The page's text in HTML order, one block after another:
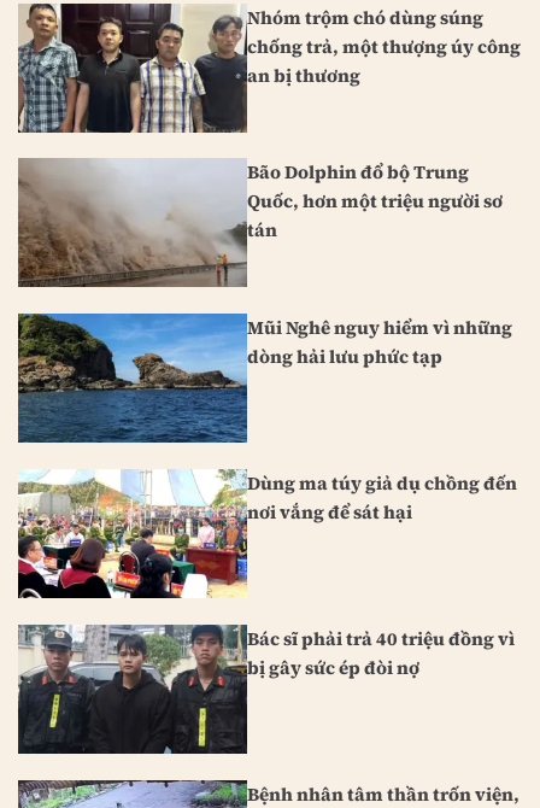
Nhóm trộm chó dùng súng
chống trả, một thượng úy công
an bị thương
Bão Dolphin đổ bộ Trung
Quốc, hơn một triệu người sơ
tán
Mũi Nghê nguy hiểm vì những
dòng hải lưu phức tạp
Dùng ma túy giả dụ chồng đến
nơi vắng để sát hại
Bác sĩ phải trả 40 triệu đồng vì
bị gây sức ép đòi nợ
Bệnh nhân tâm thần trốn viện,